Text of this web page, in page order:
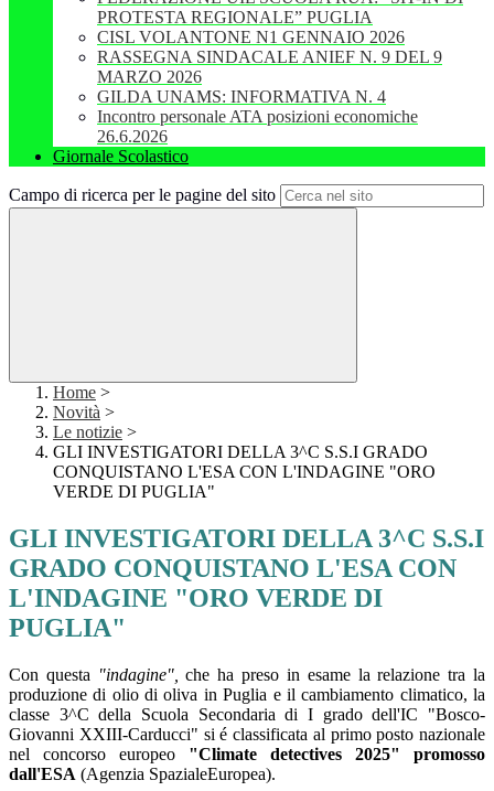
PROTESTA REGIONALE” PUGLIA
CISL VOLANTONE N1 GENNAIO 2026
RASSEGNA SINDACALE ANIEF N. 9 DEL 9
MARZO 2026
GILDA UNAMS: INFORMATIVA N. 4
Incontro personale ATA posizioni economiche
26.6.2026
Giornale Scolastico
Campo di ricerca per le pagine del sito
Home >
Novità >
Le notizie >
GLI INVESTIGATORI DELLA 3^C S.S.I GRADO
CONQUISTANO L'ESA CON L'INDAGINE "ORO
VERDE DI PUGLIA"
GLI INVESTIGATORI DELLA 3^C S.S.I
GRADO CONQUISTANO L'ESA CON
L'INDAGINE "ORO VERDE DI
PUGLIA"
Con questa "indagine", che ha preso in esame la relazione tra la
produzione di olio di oliva in Puglia e il cambiamento climatico, la
classe 3^C della Scuola Secondaria di I grado dell'IC "Bosco-
Giovanni XXIII-Carducci" si é classificata al primo posto nazionale
nel concorso europeo "Climate detectives 2025" promosso
dall'ESA (Agenzia SpazialeEuropea).